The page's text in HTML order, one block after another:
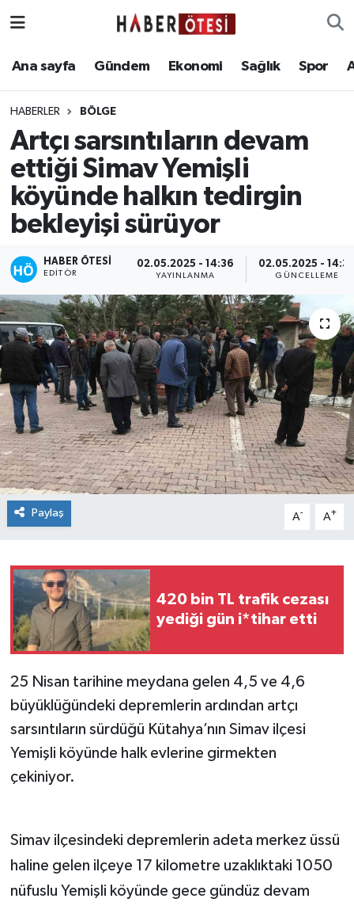
Ana sayfa Gündem Ekonomi Sağlık Spor
HABERLER BÖLGE
Artçı sarsıntıların devam
ettiği Simav Yemişli
köyünde halkın tedirgin
bekleyişi sürüyor
HABER ÖTESI
EDITÖR
02.05.2025 - 14:36
YAYINLANMA
02.05.2025 -
GÜNCELLEME
Paylaş A- A+
420 bin TL trafik cezası
yediği gün i*tihar etti
25 Nisan tarihine meydana gelen 4,5 ve 4,6
büyüklüğündeki depremlerin ardından artçı
sarsıntıların sürdüğü Kütahya’nın Simav ilçesi
Yemişli köyünde halk evlerine girmekten
çekiniyor.
Simav ilçesindeki depremlerin adeta merkez üssü
haline gelen ilçeye 17 kilometre uzaklıktaki 1050
nüfuslu Yemişli köyünde gece gündüz devam
Ana sayfa
Ekonomi
Sağlık
Spor
Asayiş
Teknoloji
Eskişehir Nöbetçi Eczaneler
Eskişehir Namaz Vakitleri
Eskişehir Trafik Yoğunluk Haritası
Süper Lig Puan Durumu ve Fikstür
Tüm Manşetler
Son Dakika Haberleri
Haber Arşivi